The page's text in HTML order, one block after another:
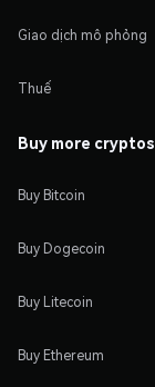
Giao dịch mô phỏng
Thuế
Buy more cryptos
Buy Bitcoin
Buy Dogecoin
Buy Litecoin
Buy Ethereum